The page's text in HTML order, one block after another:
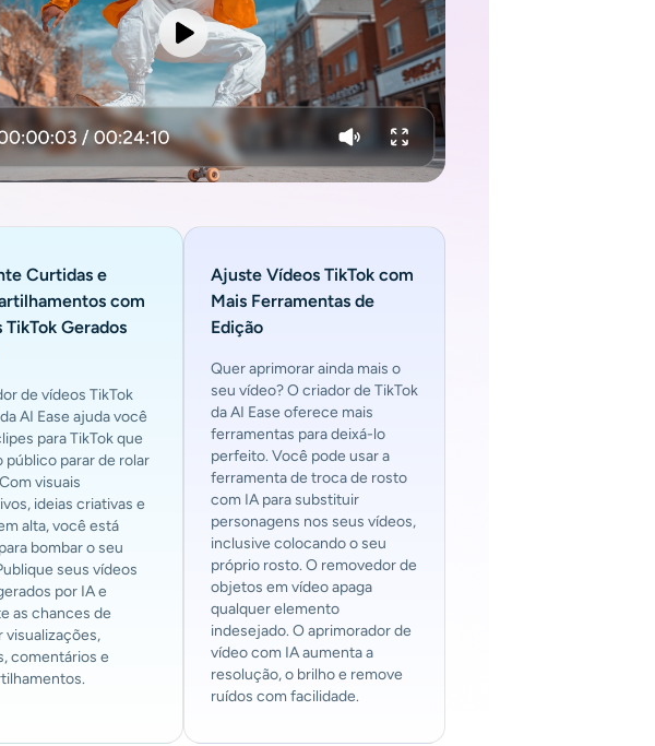
Curtidas e
com
TikTok Gerados
de vídeos TikTok
AI Ease ajuda você
para TikTok que
público parar de rolar
visuais
ideias criativas e
alta, você está
bombar o seu
seus vídeos
por IA e
as chances de
visualizações,
comentários e
Ajuste Vídeos TikTok com
Mais Ferramentas de
Edição
Quer aprimorar ainda mais o
seu vídeo? O criador de TikTok
da AI Ease oferece mais
ferramentas para deixá-lo
perfeito. Você pode usar a
ferramenta de troca de rosto
com IA para substituir
personagens nos seus vídeos,
inclusive colocando o seu
próprio rosto. O removedor de
objetos em vídeo apaga
qualquer elemento
indesejado. O aprimorador de
vídeo com IA aumenta a
resolução, o brilho e remove
ruídos com facilidade.